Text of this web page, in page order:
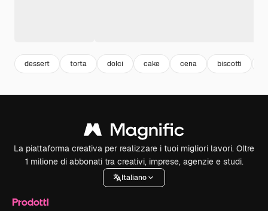
dessert torta dolci cake cena biscotti
La piattaforma creativa per realizzare i tuoi migliori lavori. Oltre
1 milione di abbonati tra creativi, imprese, agenzie e studi.
Italiano
Prodotti